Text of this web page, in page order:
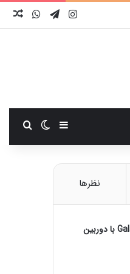
اینستاگرام
تلگرام واتس
سایدبارتغییر
نظرها
گوشی Galaxy A56 با دوربین